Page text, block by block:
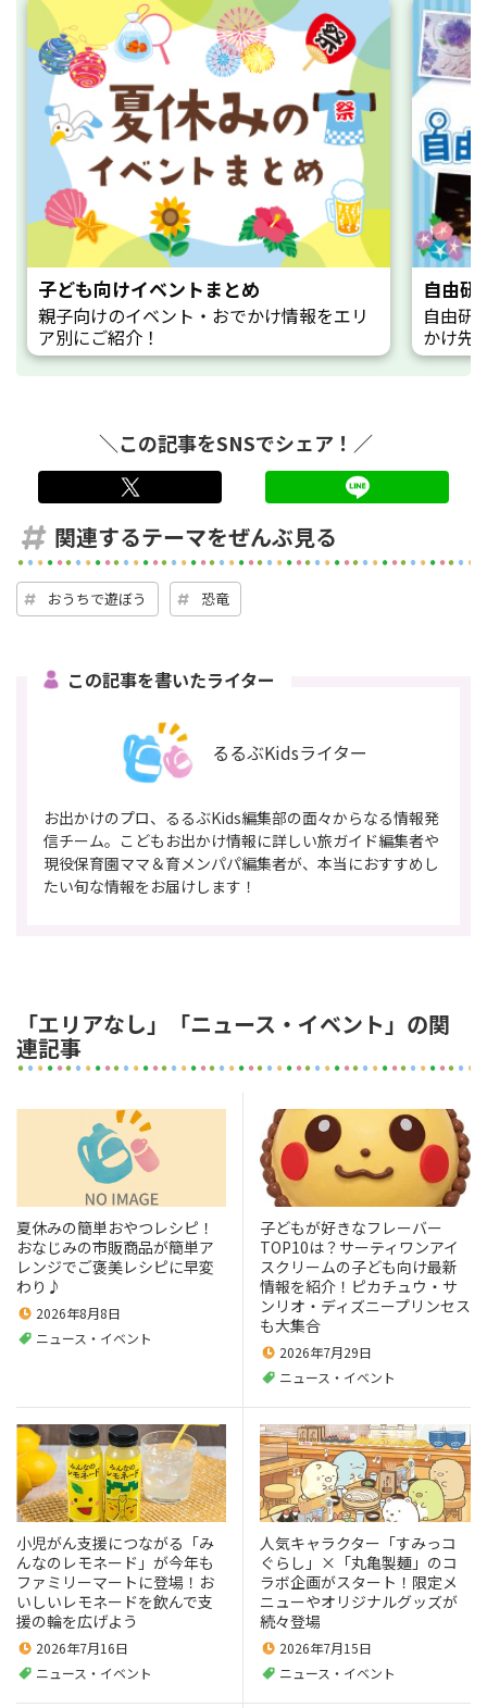
子ども向けイベントまとめ
親子向けのイベント・おでかけ情報をエリ
ア別にご紹介！
自由研
自由研
かけ先
＼この記事をSNSでシェア！／
関連するテーマをぜんぶ見る
おうちで遊ぼう 恐竜
この記事を書いたライター
るるぶKidsライター
お出かけのプロ、るるぶKids編集部の面々からなる情報発
信チーム。こどもお出かけ情報に詳しい旅ガイド編集者や
現役保育園ママ＆育メンパパ編集者が、本当におすすめし
たい旬な情報をお届けします！
「エリアなし」「ニュース・イベント」の関
連記事
夏休みの簡単おやつレシピ！
おなじみの市販商品が簡単ア
レンジでご褒美レシピに早変
わり♪
2026年8月8日
ニュース・イベント
子どもが好きなフレーバー
TOP10は？サーティワンアイ
スクリームの子ども向け最新
情報を紹介！ピカチュウ・サ
ンリオ・ディズニープリンセス
も大集合
2026年7月29日
ニュース・イベント
⼩児がん支援につながる「み
んなのレモネード」が今年も
ファミリーマートに登場！お
いしいレモネードを飲んで支
援の輪を広げよう
2026年7月16日
ニュース・イベント
人気キャラクター「すみっコ
ぐらし」×「丸亀製麺」のコ
ラボ企画がスタート！限定メ
ニューやオリジナルグッズが
続々登場
2026年7月15日
ニュース・イベント